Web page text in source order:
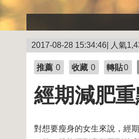
2017-08-28 15:34:46| 人氣
推薦 0 收藏 0 轉貼0
經期減肥
對想要瘦身的女生來說，經